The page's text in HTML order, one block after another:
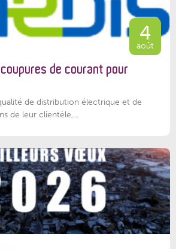
4
août
de courant pour
de distribution électrique et de
de leur clientèle,...